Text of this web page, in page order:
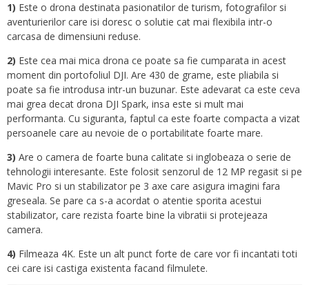
1) Este o drona destinata pasionatilor de turism, fotografilor si
aventurierilor care isi doresc o solutie cat mai flexibila intr-o
carcasa de dimensiuni reduse.
2) Este cea mai mica drona ce poate sa fie cumparata in acest
moment din portofoliul DJI. Are 430 de grame, este pliabila si
poate sa fie introdusa intr-un buzunar. Este adevarat ca este ceva
mai grea decat drona DJI Spark, insa este si mult mai
performanta. Cu siguranta, faptul ca este foarte compacta a vizat
persoanele care au nevoie de o portabilitate foarte mare.
3) Are o camera de foarte buna calitate si inglobeaza o serie de
tehnologii interesante. Este folosit senzorul de 12 MP regasit si pe
Mavic Pro si un stabilizator pe 3 axe care asigura imagini fara
greseala. Se pare ca s-a acordat o atentie sporita acestui
stabilizator, care rezista foarte bine la vibratii si protejeaza
camera.
4) Filmeaza 4K. Este un alt punct forte de care vor fi incantati toti
cei care isi castiga existenta facand filmulete.